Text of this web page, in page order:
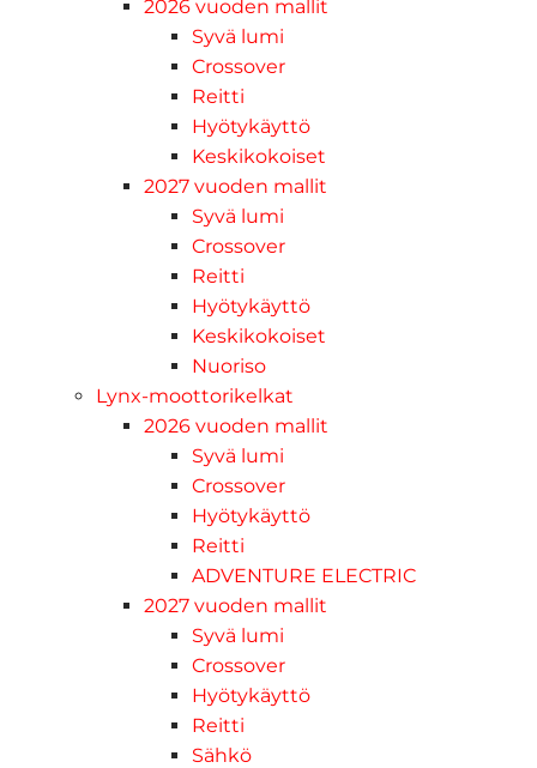
2026 vuoden mallit
Syvä lumi
Crossover
Reitti
Hyötykäyttö
Keskikokoiset
2027 vuoden mallit
Syvä lumi
Crossover
Reitti
Hyötykäyttö
Keskikokoiset
Nuoriso
Lynx-moottorikelkat
2026 vuoden mallit
Syvä lumi
Crossover
Hyötykäyttö
Reitti
ADVENTURE ELECTRIC
2027 vuoden mallit
Syvä lumi
Crossover
Hyötykäyttö
Reitti
Sähkö